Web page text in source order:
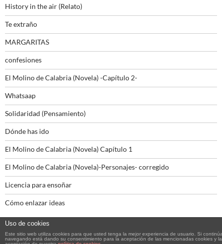
History in the air (Relato)
Te extraño
MARGARITAS
confesiones
El Molino de Calabria (Novela) -Capítulo 2-
Whatsaap
Solidaridad (Pensamiento)
Dónde has ido
El Molino de Calabria (Novela) Capítulo 1
El Molino de Calabria (Novela)-Personajes- corregido
Licencia para ensoñar
Cómo enlazar ideas
Uso de cookies
Este sitio web utiliza cookies para que usted tenga la mejor experiencia de usuario. Si
navegando está dando su consentimiento para la aceptación de las mencionadas cookies y la